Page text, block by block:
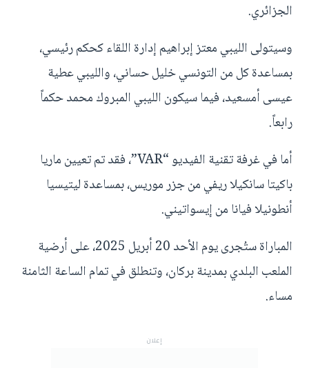
الجزائري.
وسيتولى الليبي معتز إبراهيم إدارة اللقاء كحكم رئيسي،
بمساعدة كل من التونسي خليل حساني، والليبي عطية
عيسى أمسعيد، فيما سيكون الليبي المبروك محمد حكماً
رابعاً.
أما في غرفة تقنية الفيديو “VAR”، فقد تم تعيين ماريا
باكيتا سانكيلا ريفي من جزر موريس، بمساعدة ليتيسيا
أنطونيلا فيانا من إيسواتيني.
المباراة ستُجرى يوم الأحد 20 أبريل 2025، على أرضية
الملعب البلدي بمدينة بركان، وتنطلق في تمام الساعة الثامنة
مساء.
إعلان